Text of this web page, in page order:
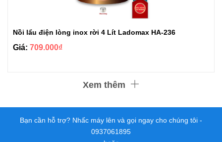
Nồi lẩu điện lòng inox rời 4 Lít Ladomax HA-236
Giá: 709.000₫
Xem thêm
Bạn cần hỗ trợ? Nhấc máy lên và gọi ngay cho chúng tôi -
0937061895